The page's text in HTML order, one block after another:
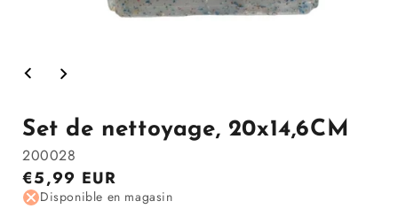
le
la
modale
Set de nettoyage, 20x14,6CM
200028
Prix
régulier
€5,99 EUR
Disponible en magasin